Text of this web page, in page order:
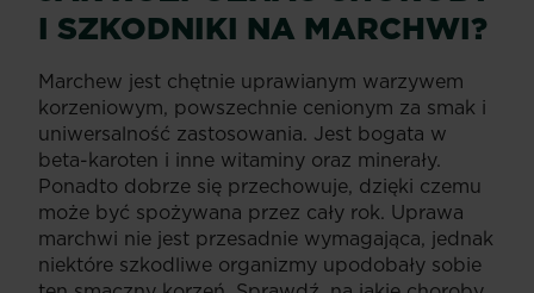
I SZKODNIKI NA MARCHWI?
Marchew jest chętnie uprawianym warzywem
korzeniowym, powszechnie cenionym za smak i
uniwersalność zastosowania. Jest bogata w
beta-karoten i inne witaminy oraz minerały.
Ponadto dobrze się przechowuje, dzięki czemu
może być spożywana przez cały rok. Uprawa
marchwi nie jest przesadnie wymagająca, jednak
niektóre szkodliwe organizmy upodobały sobie